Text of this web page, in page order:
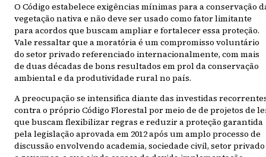
O Código estabelece exigências mínimas para a conservação
vegetação nativa e não deve ser usado como fator limitante
para acordos que buscam ampliar e fortalecer essa proteção.
Vale ressaltar que a moratória é um compromisso voluntário
do setor privado referenciado internacionalmente, com mais
de duas décadas de bons resultados em prol da conservação
ambiental e da produtividade rural no país.
A preocupação se intensifica diante das investidas
contra o próprio Código Florestal por meio de de projetos de
que buscam flexibilizar regras e reduzir a proteção garantida
pela legislação aprovada em 2012 após um amplo processo de
discussão envolvendo academia, sociedade civil, setor privado